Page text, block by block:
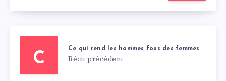
C
Ce qui rend les hommes fous des femmes
Récit précédent